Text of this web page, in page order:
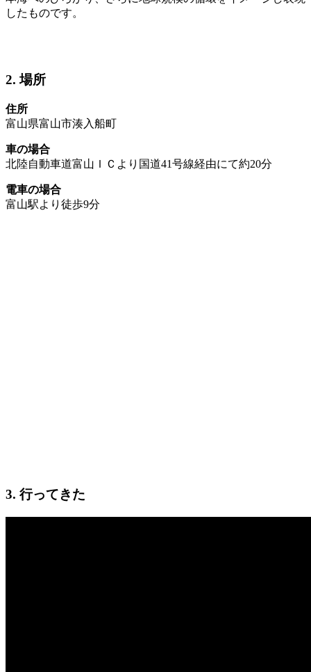
したものです。
2. 場所
住所
富山県富山市湊入船町
車の場合
北陸自動車道富山ＩＣより国道41号線経由にて約20分
電車の場合
富山駅より徒歩9分
3. 行ってきた